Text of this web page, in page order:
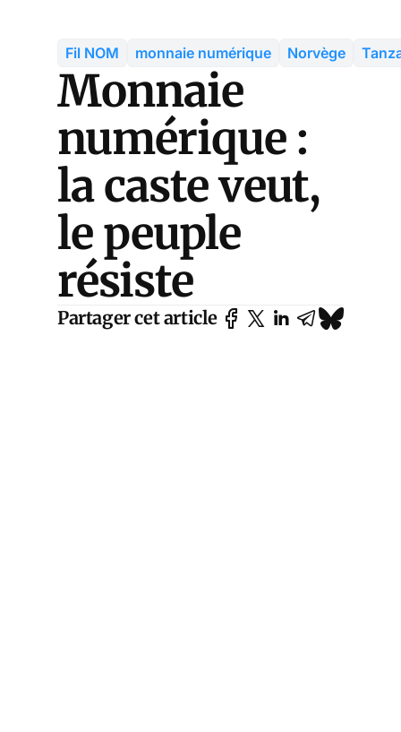
Fil NOM monnaie numérique Norvège
Monnaie
numérique :
la caste veut,
le peuple
résiste
Partager cet article